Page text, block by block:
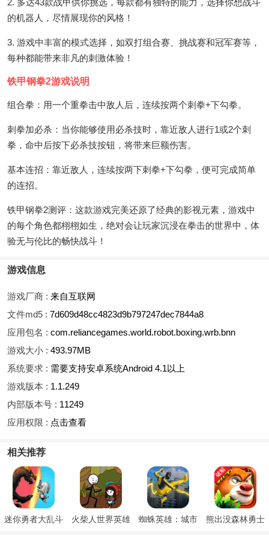
2. 多达43款战甲供你挑选，每款都有独特的能力，选择你想战斗
的机器人，尽情展现你的风格！
3. 游戏中丰富的模式选择，如双打组合赛、挑战赛和冠军赛等，
每种都能带来非凡的刺激体验！
铁甲钢拳2游戏说明
组合拳：用一个重拳击中敌人后，连续按两个刺拳+下勾拳。
刺拳加必杀：当你能够使用必杀技时，靠近敌人进行1或2个刺
拳，命中后按下必杀技按钮，将带来巨额伤害。
基本连招：靠近敌人，连续按两下刺拳+下勾拳，便可完成简单
的连招。
铁甲钢拳2测评：这款游戏完美还原了经典的影视元素，游戏中
的每个角色都栩栩如生，绝对会让玩家沉浸在拳击的世界中，体
验无与伦比的畅快战斗！
游戏信息
游戏厂商 : 来自互联网
文件md5 : 7d609d48cc4823d9b797247dec7844a8
应用包名 : com.reliancegames.world.robot.boxing.wrb.bnn
游戏大小 : 493.97MB
系统要求 : 需要支持安卓系统Android 4.1以上
游戏版本 : 1.1.249
内部版本号 : 11249
应用权限 : 点击查看
相关推荐
迷你勇者大乱斗 火柴人世界英雄
蜘蛛英雄：城市
熊出没森林勇士